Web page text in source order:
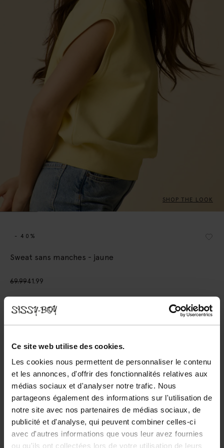
Ce site web utilise des cookies.
Les cookies nous permettent de personnaliser le contenu
et les annonces, d'offrir des fonctionnalités relatives aux
médias sociaux et d'analyser notre trafic. Nous
partageons également des informations sur l'utilisation de
notre site avec nos partenaires de médias sociaux, de
publicité et d'analyse, qui peuvent combiner celles-ci
avec d'autres informations que vous leur avez fournies
ou qu'ils ont collectées lors de votre utilisation de leurs
SHOP THE LOOK
- 40%
Sweat sans manches - jaune
69.9941.99
Choisissez votre taille
XS-S S-M M M-L L-XL XL-XXL
AJOUTER AU PANIER
Livraison rapide
Délai de rétractation de 14 jours
DESCRIPTION